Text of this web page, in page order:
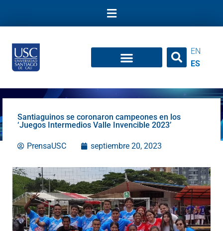
EN
ES
Santiaguinos se coronaron campeones en los
‘Juegos Intermedios Valle Invencible 2023’
PrensaUSC septiembre 20, 2023